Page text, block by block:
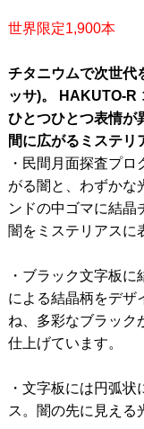
世界限定1,900本
チタニウムで次世代
ッサ)。 HAKUTO-R
ひとつひとつ表情が
間に広がるミステリ
・民間月面探査プ
がる闇と、わずかな
ンドの中ゴマに結晶
闇をミステリアスに
・ブラック文字板
による結晶柄をデザ
ね、多彩なブラック
仕上げています。
・文字板には円弧
ス。闇の先に見える